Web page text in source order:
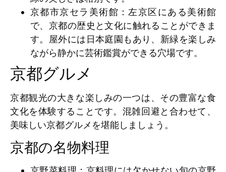
京都市京セラ美術館 ：左京区にある美術館
で、京都の歴史と文化に触れることができま
す。屋外には日本庭園もあり、新緑を楽しみ
ながら静かに芸術鑑賞ができる穴場です。
京都グルメ
京都観光の大きな楽しみの一つは、その豊富な食
文化を体験することです。混雑回避と合わせて、
美味しい京都グルメを堪能しましょう。
京都の名物料理